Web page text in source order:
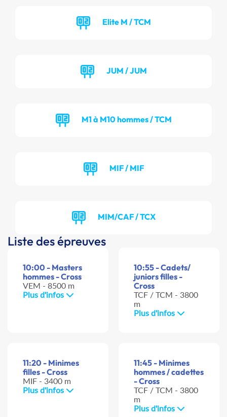
Elite M / TCM
JUM / JUM
M1 à M10 hommes / TCM
MIF / MIF
MIM/CAF / TCX
Liste des épreuves
10:00 - Masters
hommes - Cross
VEM - 8500 m
Plus d'infos
10:55 - Cadets/
juniors filles -
Cross
TCF / TCM - 3800
m
Plus d'infos
11:20 - Minimes
filles - Cross
MIF - 3400 m
Plus d'infos
11:45 - Minimes
hommes / cadettes
- Cross
TCF / TCM - 3800
m
Plus d'infos